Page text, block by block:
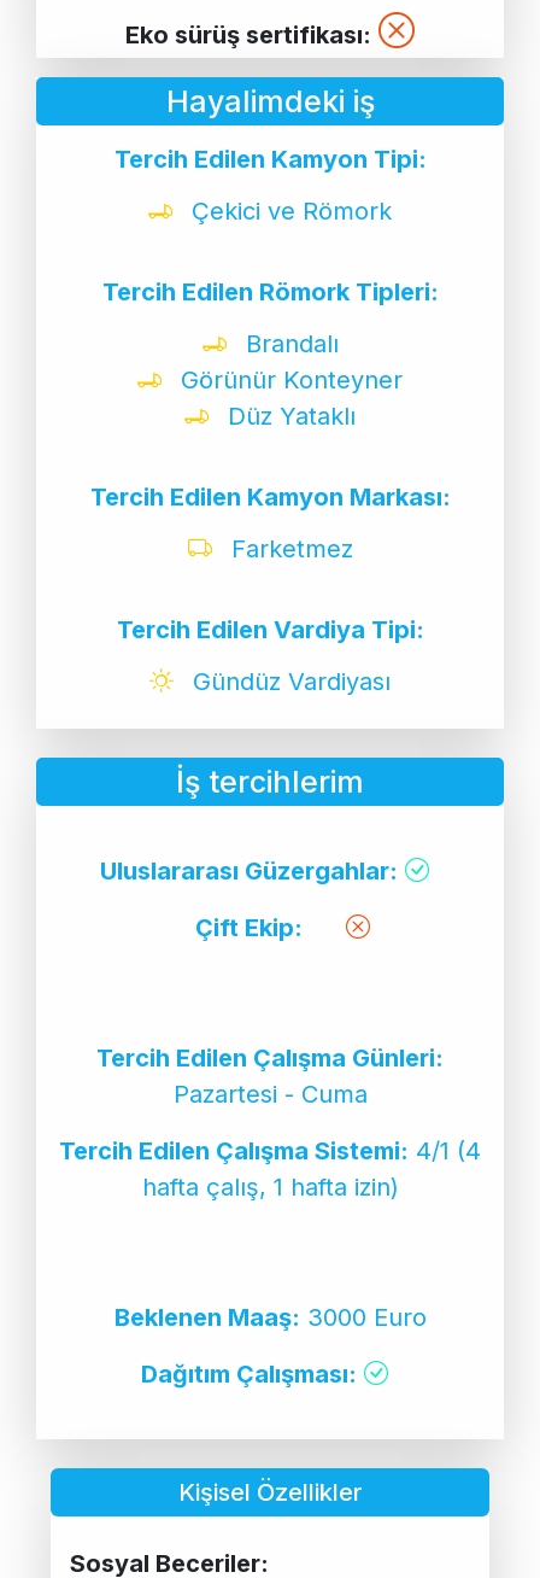
Eko sürüş sertifikası:
Hayalimdeki iş
Tercih Edilen Kamyon Tipi:
Çekici ve Römork
Tercih Edilen Römork Tipleri:
Brandalı
Görünür Konteyner
Düz Yataklı
Tercih Edilen Kamyon Markası:
Farketmez
Tercih Edilen Vardiya Tipi:
Gündüz Vardiyası
İş tercihlerim
Uluslararası Güzergahlar:
Çift Ekip:
Tercih Edilen Çalışma Günleri:
Pazartesi - Cuma
Tercih Edilen Çalışma Sistemi: 4/1 (4
hafta çalış, 1 hafta izin)
Beklenen Maaş: 3000 Euro
Dağıtım Çalışması:
Kişisel Özellikler
Sosyal Beceriler: